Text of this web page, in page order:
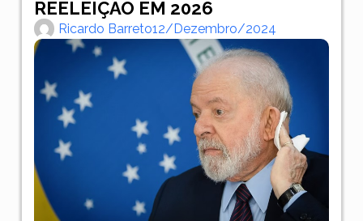
REELEIÇÃO EM 2026
Ricardo Barreto12/dezembro/2024